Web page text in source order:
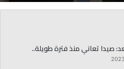
صيدا تعاني منذ فترة طويلة..